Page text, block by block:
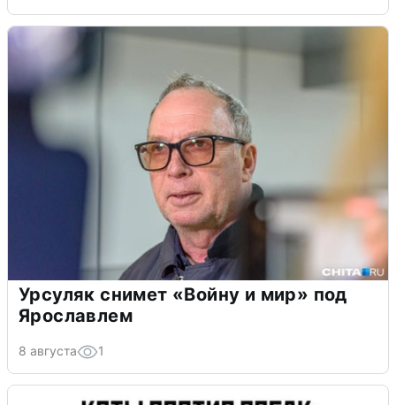
Урсуляк снимет «Войну и мир» под
Ярославлем
8 августа 1